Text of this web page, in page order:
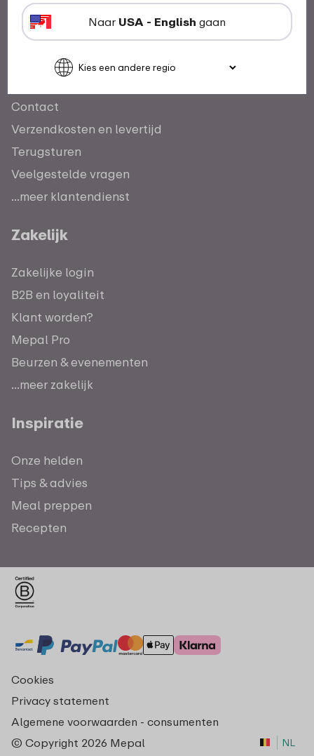
Mepal en duurzaamheid
Awards
Klantendienst
Contact
Verzendkosten en levertijd
Terugsturen
Veelgestelde vragen
...meer klantendienst
Zakelijk
Zakelijke login
B2B en loyaliteit
Klant worden?
Mepal Pro
Beurzen & evenementen
...meer zakelijk
Inspiratie
Onze helden
Tips & advies
Meal preppen
Recepten
Cookies
Privacy statement
Algemene voorwaarden - consumenten
© Copyright 2026 Mepal
NL
Naar USA - English gaan